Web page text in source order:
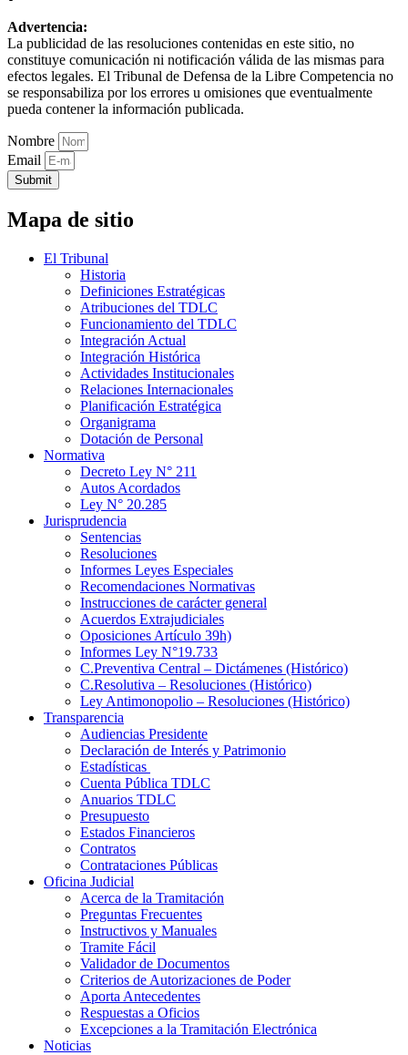
Advertencia:
La publicidad de las resoluciones contenidas en este sitio, no
constituye comunicación ni notificación válida de las mismas para
efectos legales. El Tribunal de Defensa de la Libre Competencia no
se responsabiliza por los errores u omisiones que eventualmente
pueda contener la información publicada.
Nombre
Email
Submit
Mapa de sitio
El Tribunal
Historia
Definiciones Estratégicas
Atribuciones del TDLC
Funcionamiento del TDLC
Integración Actual
Integración Histórica
Actividades Institucionales
Relaciones Internacionales
Planificación Estratégica
Organigrama
Dotación de Personal
Normativa
Decreto Ley N° 211
Autos Acordados
Ley N° 20.285
Jurisprudencia
Sentencias
Resoluciones
Informes Leyes Especiales
Recomendaciones Normativas
Instrucciones de carácter general
Acuerdos Extrajudiciales
Oposiciones Artículo 39h)
Informes Ley N°19.733
C.Preventiva Central – Dictámenes (Histórico)
C.Resolutiva – Resoluciones (Histórico)
Ley Antimonopolio – Resoluciones (Histórico)
Transparencia
Audiencias Presidente
Declaración de Interés y Patrimonio
Estadísticas
Cuenta Pública TDLC
Anuarios TDLC
Presupuesto
Estados Financieros
Contratos
Contrataciones Públicas
Oficina Judicial
Acerca de la Tramitación
Preguntas Frecuentes
Instructivos y Manuales
Tramite Fácil
Validador de Documentos
Criterios de Autorizaciones de Poder
Aporta Antecedentes
Respuestas a Oficios
Excepciones a la Tramitación Electrónica
Noticias